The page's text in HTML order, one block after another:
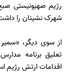
رژیم صهیونیستی
شهرک نشینان را
از سوی دیگر،
تعلیق برنامه
اقدامات ارتش رژیم